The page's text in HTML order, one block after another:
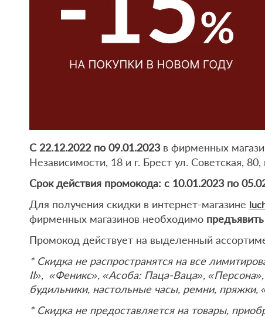
С 22.12.2022 по 09.01.2023в фирменных
Независимости, 18 и г. Брест ул. Советская,
Срок действия промокода: с 10.01.2023 по
Для получения скидки в интернет-магазине l
фирменных магазинов необходимо
Промокод действует на выделенный
* Скидка не распространятся на все
II», «Феникс», «Асоба: Паца-Ваца»,
будильники, настольные часы, ремни,
* Скидка не предоставляется на товары,